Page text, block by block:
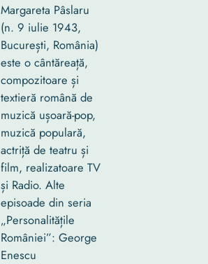
Margareta Pâslaru
(n. 9 iulie 1943,
București, România)
este o cântăreață,
compozitoare și
textieră română de
muzică ușoară-pop,
muzică populară,
actriță de teatru și
film, realizatoare TV
și Radio. Alte
episoade din seria
„Personalitățile
României”: George
Enescu